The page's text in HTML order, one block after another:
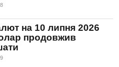
на 10 липня 2026
продовжив